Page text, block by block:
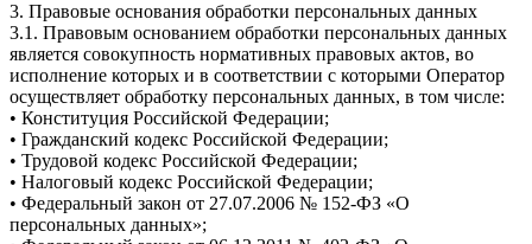
3. Правовые основания обработки персональных данных
3.1. Правовым основанием обработки персональных данных
является совокупность нормативных правовых актов, во
исполнение которых и в соответствии с которыми Оператор
осуществляет обработку персональных данных, в том числе:
• Конституция Российской Федерации;
• Гражданский кодекс Российской Федерации;
• Трудовой кодекс Российской Федерации;
• Налоговый кодекс Российской Федерации;
• Федеральный закон от 27.07.2006 № 152-ФЗ «О
персональных данных»;